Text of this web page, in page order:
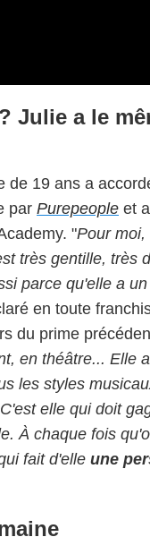
Julie a le
de 19 ans a
par Purepeople et
"Pour moi,
très gentille, très
parce qu'elle a
en toute
du prime
en théâtre... Elle
les styles
C'est elle qui doit
À chaque fois
fait d'elle une